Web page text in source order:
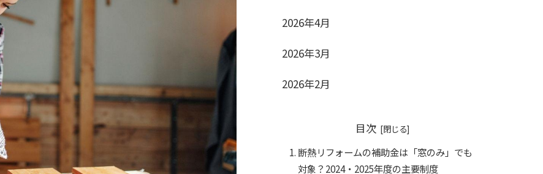
2026年4月
2026年3月
2026年2月
目次
断熱リフォームの補助金は「窓のみ」でも
対象？2024・2025年度の主要制度